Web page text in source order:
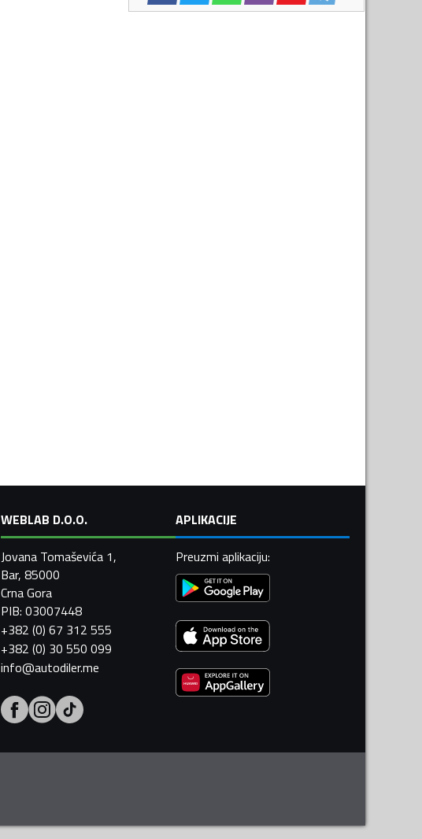
WEBLAB D.O.O.
Jovana Tomaševića 1,
Bar, 85000
Crna Gora
PIB: 03007448
+382 (0) 67 312 555
+382 (0) 30 550 099
info@autodiler.me
APLIKACIJE
Preuzmi aplikaciju: